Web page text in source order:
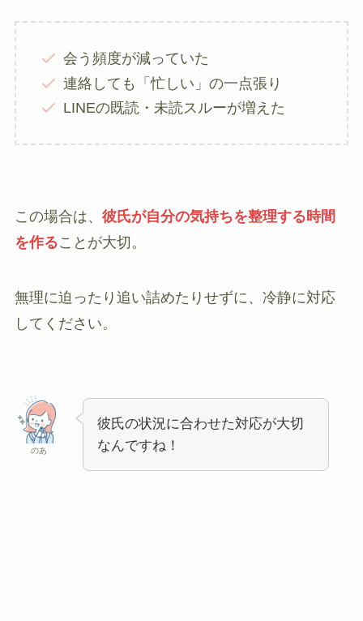
会う頻度が減っていた
連絡しても「忙しい」の一点張り
LINEの既読・未読スルーが増えた
この場合は、 彼氏が自分の気持ちを整理する時間
を作ることが大切。
無理に迫ったり追い詰めたりせずに、冷静に対応
してください。
のあ
彼氏の状況に合わせた対応が大切
なんですね！